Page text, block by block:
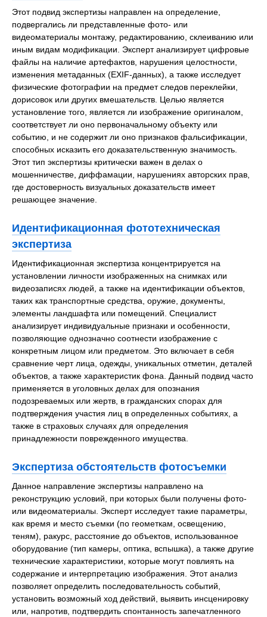
Этот подвид экспертизы направлен на определение,
подвергались ли представленные фото- или
видеоматериалы монтажу, редактированию, склеиванию или
иным видам модификации. Эксперт анализирует цифровые
файлы на наличие артефактов, нарушения целостности,
изменения метаданных (EXIF-данных), а также исследует
физические фотографии на предмет следов переклейки,
дорисовок или других вмешательств. Целью является
установление того, является ли изображение оригиналом,
соответствует ли оно первоначальному объекту или
событию, и не содержит ли оно признаков фальсификации,
способных исказить его доказательственную значимость.
Этот тип экспертизы критически важен в делах о
мошенничестве, диффамации, нарушениях авторских прав,
где достоверность визуальных доказательств имеет
решающее значение.
Идентификационная фототехническая
экспертиза
Идентификационная экспертиза концентрируется на
установлении личности изображенных на снимках или
видеозаписях людей, а также на идентификации объектов,
таких как транспортные средства, оружие, документы,
элементы ландшафта или помещений. Специалист
анализирует индивидуальные признаки и особенности,
позволяющие однозначно соотнести изображение с
конкретным лицом или предметом. Это включает в себя
сравнение черт лица, одежды, уникальных отметин, деталей
объектов, а также характеристик фона. Данный подвид часто
применяется в уголовных делах для опознания
подозреваемых или жертв, в гражданских спорах для
подтверждения участия лиц в определенных событиях, а
также в страховых случаях для определения
принадлежности поврежденного имущества.
Экспертиза обстоятельств фотосъемки
Данное направление экспертизы направлено на
реконструкцию условий, при которых были получены фото-
или видеоматериалы. Эксперт исследует такие параметры,
как время и место съемки (по геометкам, освещению,
теням), ракурс, расстояние до объектов, использованное
оборудование (тип камеры, оптика, вспышка), а также другие
технические характеристики, которые могут повлиять на
содержание и интерпретацию изображения. Этот анализ
позволяет определить последовательность событий,
установить возможный ход действий, выявить инсценировку
или, напротив, подтвердить спонтанность запечатленного